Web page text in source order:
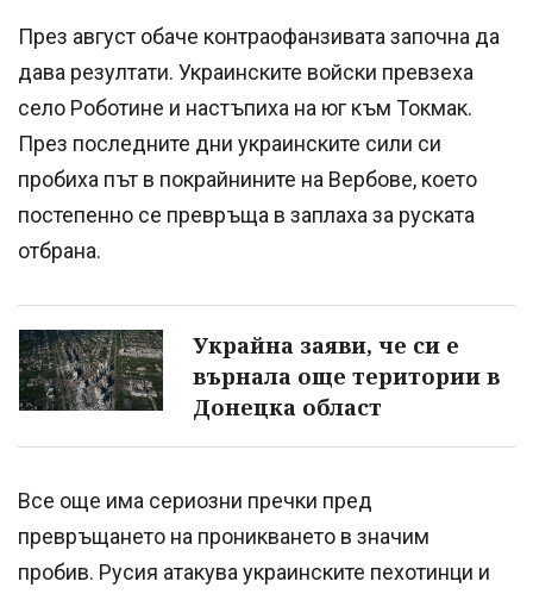
През август обаче контраофанзивата започна да
дава резултати. Украинските войски превзеха
село Роботине и настъпиха на юг към Токмак.
През последните дни украинските сили си
пробиха път в покрайнините на Вербове, което
постепенно се превръща в заплаха за руската
отбрана.
Украйна заяви, че си е
върнала още територии в
Донецка област
Все още има сериозни пречки пред
превръщането на проникването в значим
пробив. Русия атакува украинските пехотинци и